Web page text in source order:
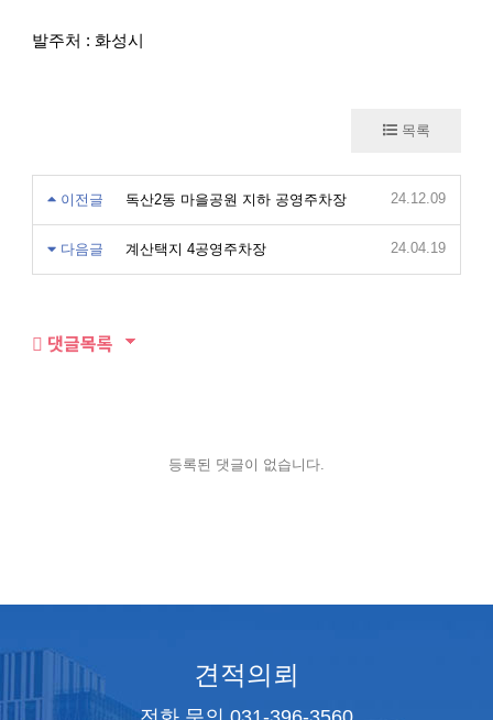
발주처 : 화성시
목록
이전글 독산2동 마을공원 지하 공영주차장 24.12.09
다음글 계산택지 4공영주차장 24.04.19
댓글목록
등록된 댓글이 없습니다.
견적의뢰